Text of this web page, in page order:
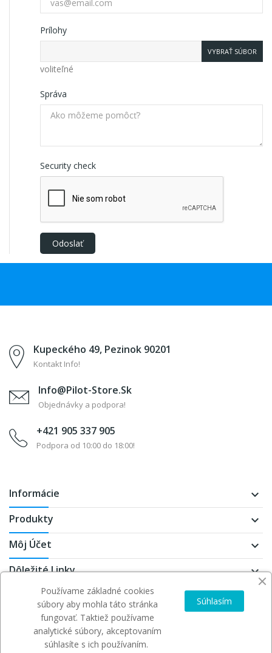
Prílohy
VYBRAŤ SÚBOR
voliteľné
Správa
Security check
Kupeckého 49, Pezinok 90201
Kontakt Info!
Info@pilot-Store.sk
Objednávky a podpora!
+421 905 337 905
Podpora od 10:00 do 18:00!
Informácie keyboard_arrow_down
Produkty keyboard_arrow_down
Môj Účet keyboard_arrow_down
Dôležité Linky keyboard_arrow_down
Copyright Pilot-store. All Rights Reserved
Používame základné cookies
súbory aby mohla táto stránka
fungovať. Taktiež používame
analytické súbory, akceptovaním
súhlasíte s ich používaním.
Súhlasím